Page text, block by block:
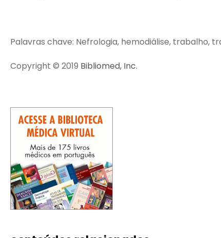
Palavras chave: Nefrologia, hemodiálise, trabalho,
Copyright © 2019 Bibliomed, Inc.